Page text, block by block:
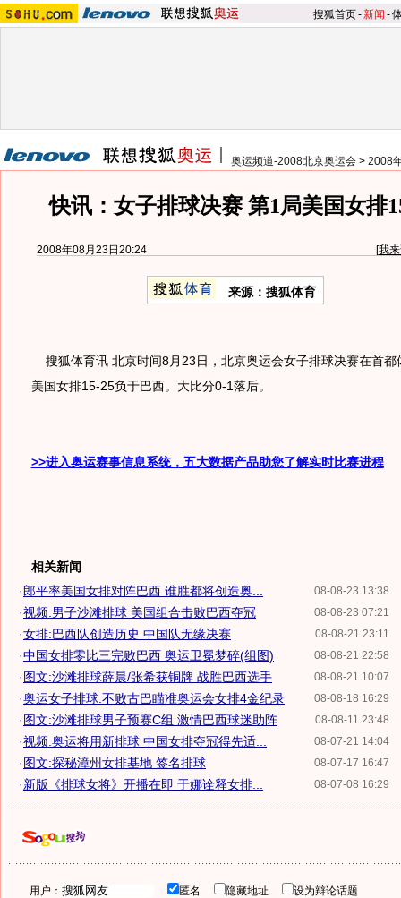
搜狐首页-新闻 -
奥运频道-2008北京奥运会 > 2008
快讯：女子排球决赛 第1局美国女排
2008年08月23日20:24 [我
来源：搜狐体育
搜狐体育讯 北京时间8月23日，北京奥运会女子排球决赛在首都
美国女排15-25负于巴西。大比分0-1落后。
>>进入奥运赛事信息系统，五大数据产品助您了解实时比赛进程
相关新闻
08-08-23 13:38
·郎平率美国女排对阵巴西 谁胜都将创造奥...
08-08-23 07:21
·视频:男子沙滩排球 美国组合击败巴西夺冠
08-08-21 23:11
·女排:巴西队创造历史 中国队无缘决赛
08-08-21 22:58
·中国女排零比三完败巴西 奥运卫冕梦碎(组图)
08-08-21 10:07
·图文:沙滩排球薛晨/张希获铜牌 战胜巴西选手
08-08-18 16:29
·奥运女子排球:不败古巴瞄准奥运会女排4金纪录
08-08-11 23:48
·图文:沙滩排球男子预赛C组 激情巴西球迷助阵
08-07-21 14:04
·视频:奥运将用新排球 中国女排夺冠得先适...
08-07-17 16:47
·图文:探秘漳州女排基地 签名排球
08-07-08 16:29
·新版《排球女将》开播在即 于娜诠释女排...
用户： 匿名 隐藏地址
设为辩论话题